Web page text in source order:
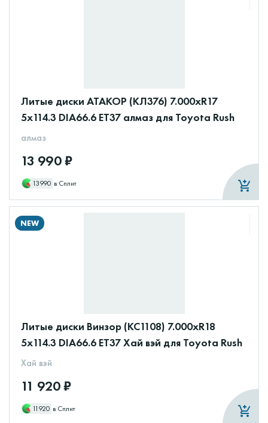
Литые диски АТАКОР (КЛ376) 7.000xR17
5x114.3 DIA66.6 ET37 алмаз для Toyota Rush
алмаз
13 990 ₽
13990 в Сплит
NEW
Литые диски Винзор (КС1108) 7.000xR18
5x114.3 DIA66.6 ET37 Хай вэй для Toyota Rush
Хай вэй
11 920 ₽
11920 в Сплит